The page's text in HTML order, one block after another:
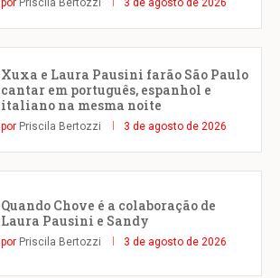
por Priscila Bertozzi 3 de agosto de 2026
Xuxa e Laura Pausini farão São Paulo
cantar em português, espanhol e
italiano na mesma noite
por Priscila Bertozzi 3 de agosto de 2026
Quando Chove é a colaboração de
Laura Pausini e Sandy
por Priscila Bertozzi 3 de agosto de 2026